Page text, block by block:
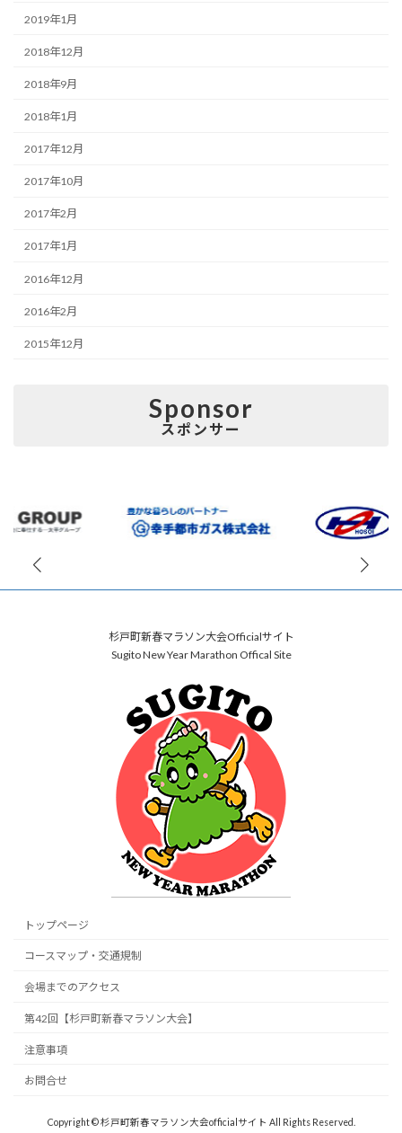
2019年1月
2018年12月
2018年9月
2018年1月
2017年12月
2017年10月
2017年2月
2017年1月
2016年12月
2016年2月
2015年12月
Sponsor
スポンサー
杉戸町新春マラソン大会Officialサイト
Sugito New Year Marathon Offical Site
トップページ
コースマップ・交通規制
会場までのアクセス
第42回【杉戸町新春マラソン大会】
注意事項
お問合せ
Copyright © 杉戸町新春マラソン大会officialサイト All Rights Reserved.